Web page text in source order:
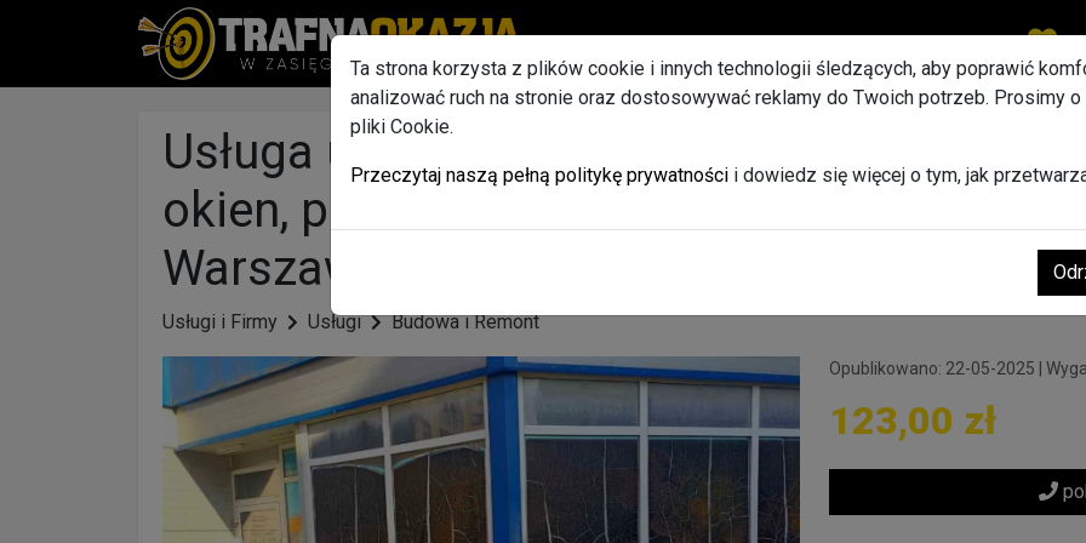
Usługa usuwania , zrywania folii z witryn,
okien, przeszkleń Warszawa -USŁUGA
Warszawa
Usługi i Firmy Usługi Budowa i Remont
Opublikowano: 22-05-2025
123,00 zł
Ta strona korzysta z plików cookie i innych technologii śledzących, aby poprawić
analizować ruch na stronie oraz dostosowywać reklamy do Twoich potrzeb. Prosimy o
pliki Cookie.
Przeczytaj naszą pełną politykę prywatności i dowiedz się więcej o tym, jak